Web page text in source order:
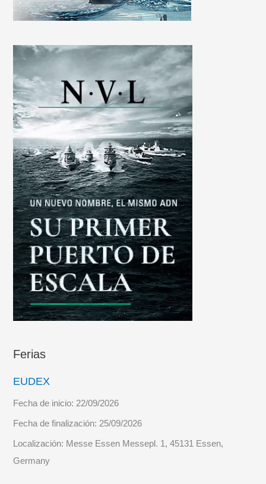
Ferias
EUDEX
Fecha de inicio: 22/09/2026
Fecha de finalización: 25/09/2026
Localización: Messe Essen Messepl. 1, 45131 Essen,
Germany